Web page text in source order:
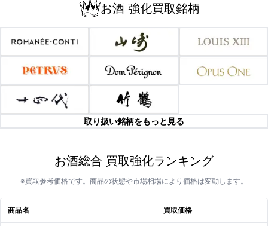
お酒 強化買取銘柄
取り扱い銘柄をもっと見る
お酒総合 買取強化ランキング
※買取参考価格です。商品の状態や市場相場により価格は変動します。
商品名 買取価格